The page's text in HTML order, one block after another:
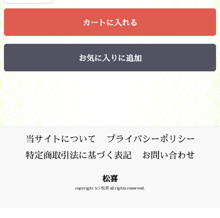
カートに入れる
お気に入りに追加
当サイトについて
プライバシーポリシー
特定商取引法に基づく表記
お問い合わせ
松喜
copyright (c) 松喜 all rights reserved.